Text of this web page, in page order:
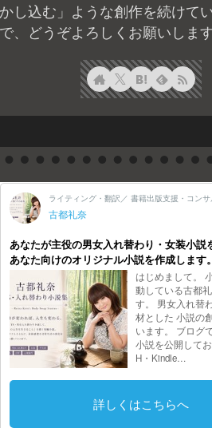
かし込む」ような創作を続けて
で、どうぞよろしくお願いします